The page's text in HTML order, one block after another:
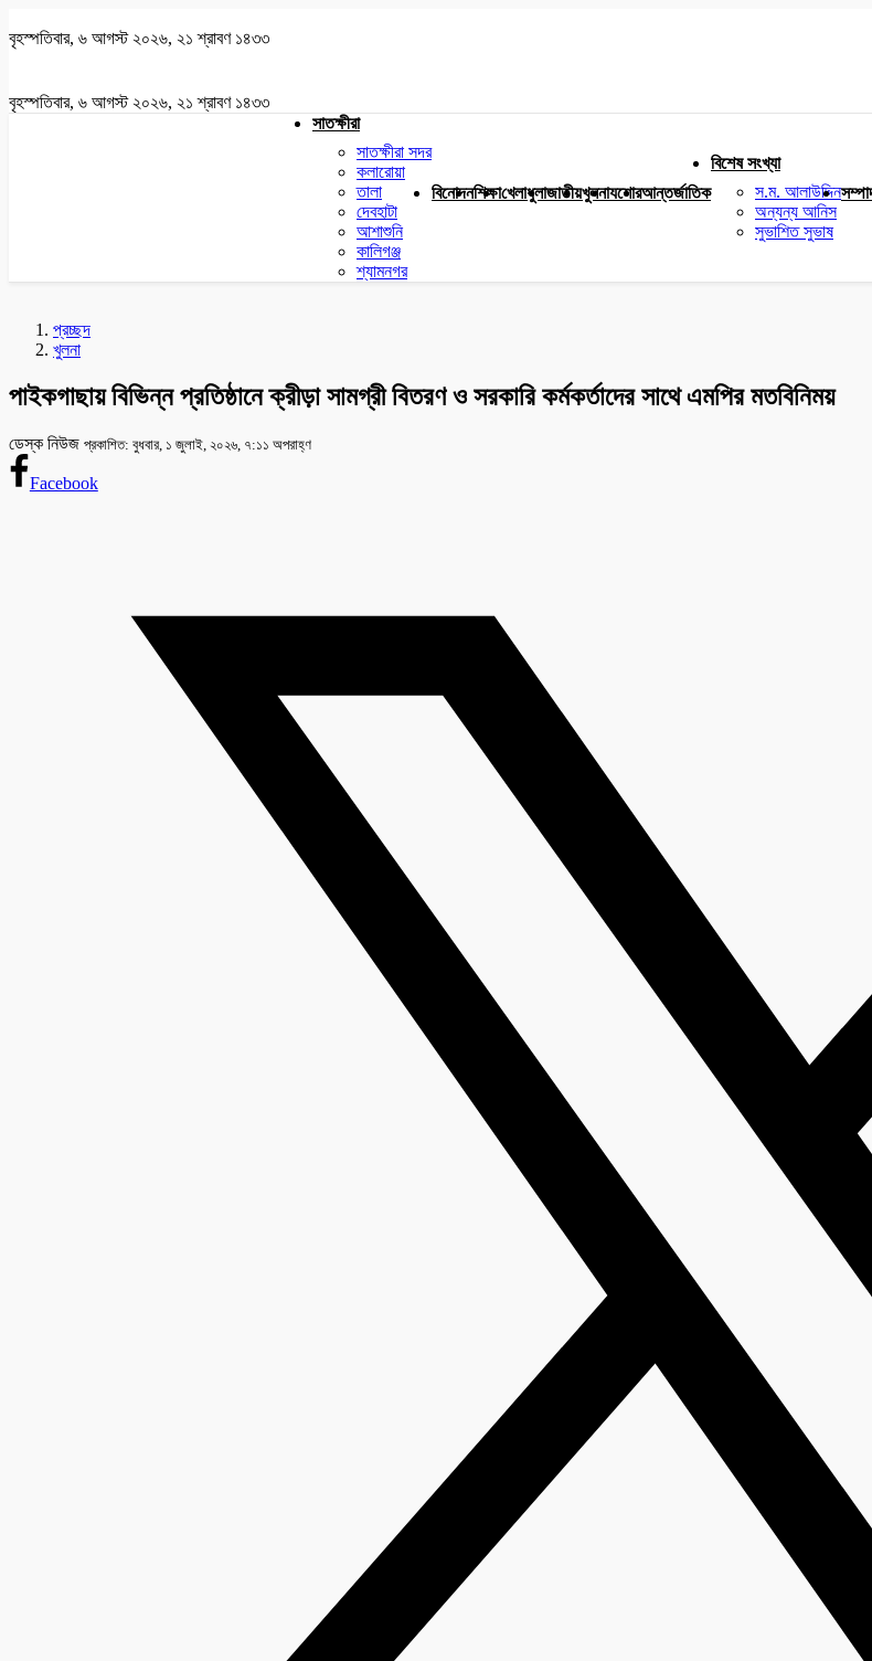
বৃহস্পতিবার, ৬ আগস্ট ২০২৬, ২১ শ্রাবণ ১৪৩৩
বৃহস্পতিবার, ৬ আগস্ট ২০২৬, ২১ শ্রাবণ ১৪৩৩
সাতক্ষীরা
সাতক্ষীরা সদর
কলারোয়া
তালা
দেবহাটা
আশাশুনি
কালিগঞ্জ
শ্যামনগর
বিনোদনশিক্ষাখেলাধুলাজাতীয়খুলনাযশোরআন্তর্জাতিক
বিশেষ সংখ্যা
স.ম. আলাউদ্দিন
অন্যন্য আনিস
সুভাশিত সুভাষ
প্রচ্ছদ
খুলনা
পাইকগাছায় বিভিন্ন প্রতিষ্ঠানে ক্রীড়া সামগ্রী বিতরণ ও সরকারি কর্মকর্তাদের সাথে এমপির মতবিনিময়
ডেস্ক নিউজ প্রকাশিত: বুধবার, ১ জুলাই, ২০২৬, ৭:১১ অপরাহ্ণ
Facebook